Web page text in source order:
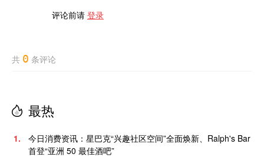
评论前请 登录
共 0 条评论
最热
1.
今日消费资讯：星巴克“兴趣社区空间”全面焕新、Ralph's Bar
首登“亚洲 50 最佳酒吧”